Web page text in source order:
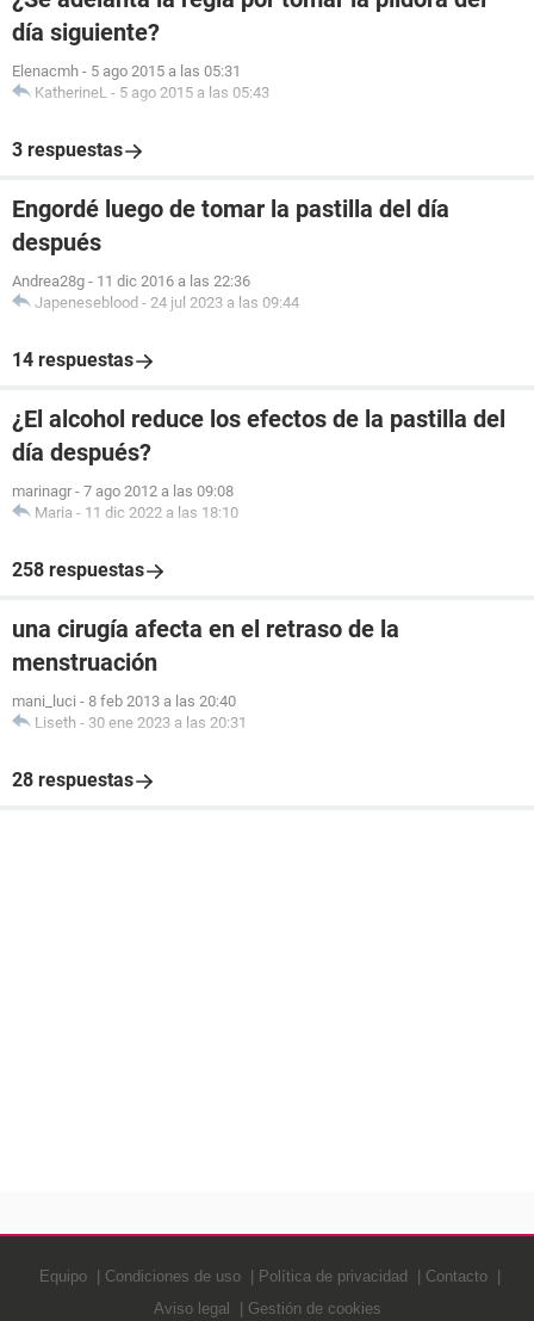
día siguiente?
Elenacmh - 5 ago 2015 a las 05:31
KatherineL - 5 ago 2015 a las 05:43
3 respuestas
Engordé luego de tomar la pastilla del día
después
Andrea28g - 11 dic 2016 a las 22:36
Japeneseblood - 24 jul 2023 a las 09:44
14 respuestas
¿El alcohol reduce los efectos de la pastilla del
día después?
marinagr - 7 ago 2012 a las 09:08
Maria - 11 dic 2022 a las 18:10
258 respuestas
una cirugía afecta en el retraso de la
menstruación
mani_luci - 8 feb 2013 a las 20:40
Liseth - 30 ene 2023 a las 20:31
28 respuestas
Equipo Condiciones de uso Política de privacidad
Contacto
Aviso legal
Gestión de cookies